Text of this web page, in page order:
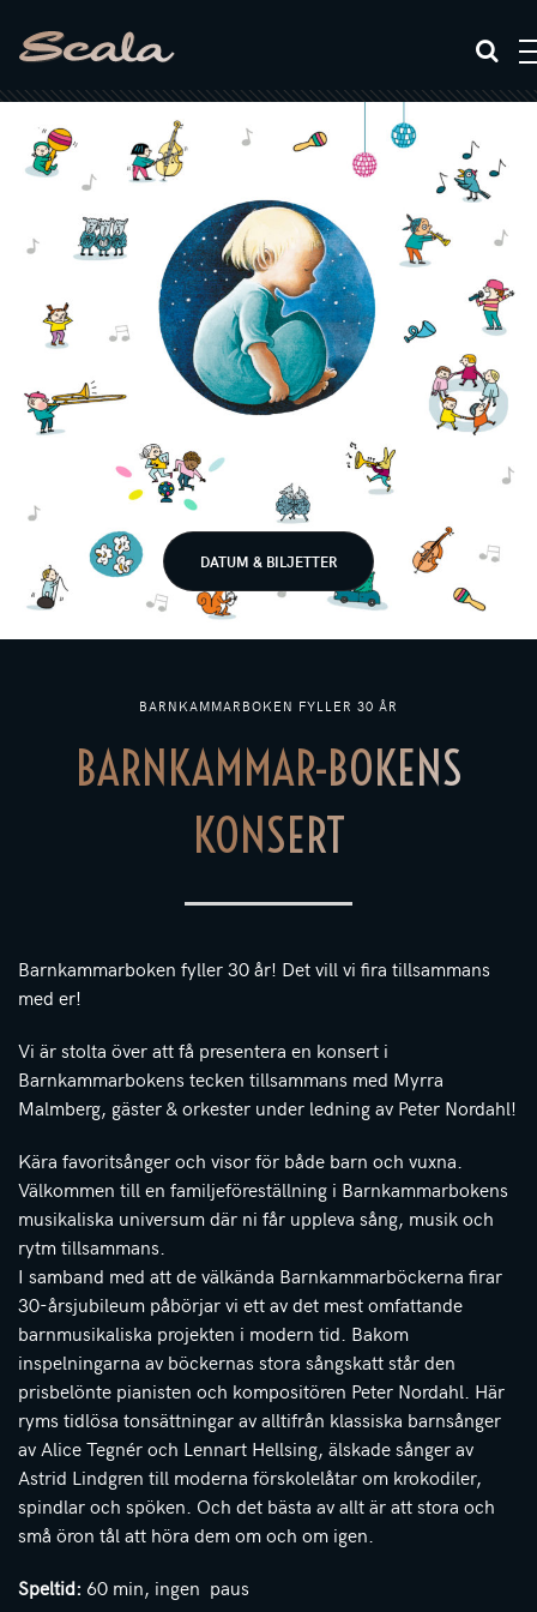
DATUM & BILJETTER
BARNKAMMARBOKEN FYLLER 30 ÅR
BARNKAMMAR-BOKENS
KONSERT
Barnkammarboken fyller 30 år! Det vill vi fira tillsammans
med er!
Vi är stolta över att få presentera en konsert i
Barnkammarbokens tecken tillsammans med Myrra
Malmberg, gäster & orkester under ledning av Peter Nordahl!
Kära favoritsånger och visor för både barn och vuxna.
Välkommen till en familjeföreställning i Barnkammarbokens
musikaliska universum där ni får uppleva sång, musik och
rytm tillsammans.
I samband med att de välkända Barnkammarböckerna firar
30-årsjubileum påbörjar vi ett av det mest omfattande
barnmusikaliska projekten i modern tid. Bakom
inspelningarna av böckernas stora sångskatt står den
prisbelönte pianisten och kompositören Peter Nordahl. Här
ryms tidlösa tonsättningar av alltifrån klassiska barnsånger
av Alice Tegnér och Lennart Hellsing, älskade sånger av
Astrid Lindgren till moderna förskolelåtar om krokodiler,
spindlar och spöken. Och det bästa av allt är att stora och
små öron tål att höra dem om och om igen.
Speltid: 60 min, ingen paus